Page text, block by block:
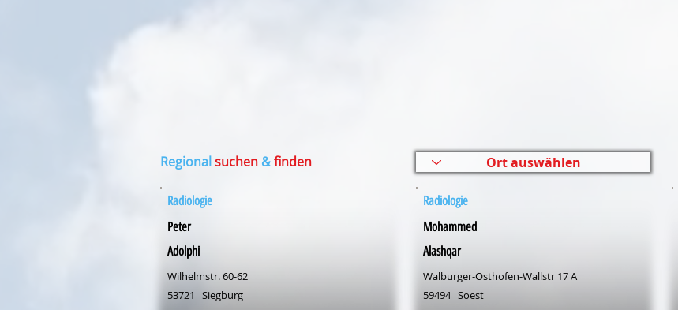
Regional suchen &finden
Radiologie
Peter
Adolphi
Wilhelmstr. 60-62
53721
Siegburg
Radiologie
Mohammed
Alashqar
Walburger-Osthofen-Wallstr 17 A
59494 Soest